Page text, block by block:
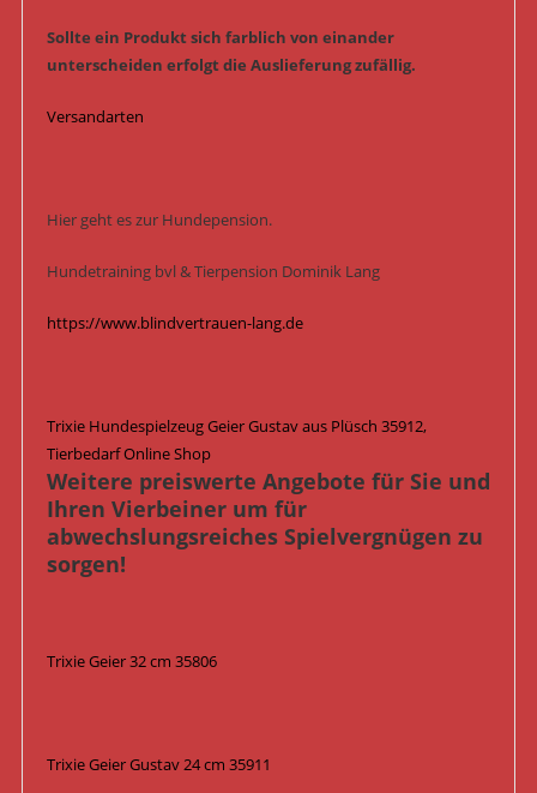
Sollte ein Produkt sich farblich von einander
unterscheiden erfolgt die Auslieferung zufällig.
Versandarten
Hier geht es zur Hundepension.
Hundetraining bvl & Tierpension Dominik Lang
https://www.blindvertrauen-lang.de
Trixie Hundespielzeug Geier Gustav aus Plüsch 35912,
Tierbedarf Online Shop
Weitere preiswerte Angebote für Sie und
Ihren Vierbeiner um für
abwechslungsreiches Spielvergnügen zu
sorgen!
Trixie Geier 32 cm 35806
Trixie Geier Gustav 24 cm 35911